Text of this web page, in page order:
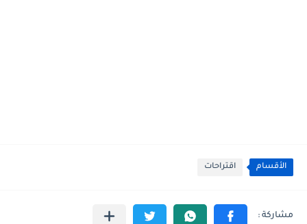
الأقسام اقتراحات